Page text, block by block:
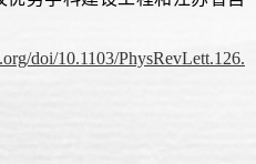
doi/10.1103/PhysRevLett.126.